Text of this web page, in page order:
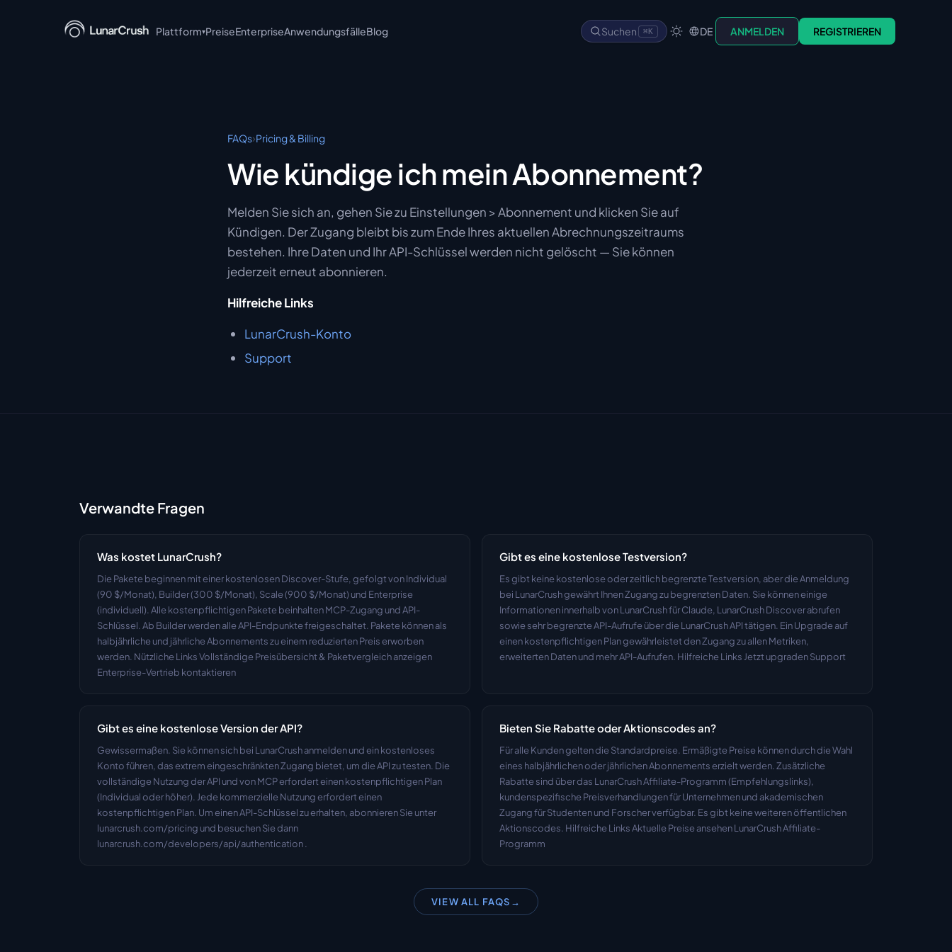
Plattform▾
LunarCrush Discover
LunarCrush Collections
PreiseEnterpriseAnwendungsfälleBlog Suchen ⌘K DE ANMELDEN REGISTRIEREN
FAQs›Pricing & Billing
Wie kündige ich mein Abonnement?
Melden Sie sich an, gehen Sie zu Einstellungen > Abonnement und klicken Sie auf
Kündigen. Der Zugang bleibt bis zum Ende Ihres aktuellen Abrechnungszeitraums
bestehen. Ihre Daten und Ihr API-Schlüssel werden nicht gelöscht — Sie können
jederzeit erneut abonnieren.
Hilfreiche Links
LunarCrush-Konto
Support
Verwandte Fragen
Was kostet LunarCrush?
Die Pakete beginnen mit einer kostenlosen Discover-Stufe, gefolgt von Individual
(90 $/Monat), Builder (300 $/Monat), Scale (900 $/Monat) und Enterprise
(individuell). Alle kostenpflichtigen Pakete beinhalten MCP-Zugang und API-
Schlüssel. Ab Builder werden alle API-Endpunkte freigeschaltet. Pakete können als
halbjährliche und jährliche Abonnements zu einem reduzierten Preis erworben
werden. Nützliche Links Vollständige Preisübersicht & Paketvergleich anzeigen
Enterprise-Vertrieb kontaktieren
Gibt es eine kostenlose Testversion?
Es gibt keine kostenlose oder zeitlich begrenzte Testversion, aber die Anmeldung
bei LunarCrush gewährt Ihnen Zugang zu begrenzten Daten. Sie können einige
Informationen innerhalb von LunarCrush für Claude, LunarCrush Discover abrufen
sowie sehr begrenzte API-Aufrufe über die LunarCrush API tätigen. Ein Upgrade auf
einen kostenpflichtigen Plan gewährleistet den Zugang zu allen Metriken,
erweiterten Daten und mehr API-Aufrufen. Hilfreiche Links Jetzt upgraden Support
Gibt es eine kostenlose Version der API?
Gewissermaßen. Sie können sich bei LunarCrush anmelden und ein kostenloses
Konto führen, das extrem eingeschränkten Zugang bietet, um die API zu testen. Die
vollständige Nutzung der API und von MCP erfordert einen kostenpflichtigen Plan
(Individual oder höher). Jede kommerzielle Nutzung erfordert einen
kostenpflichtigen Plan. Um einen API-Schlüssel zu erhalten, abonnieren Sie unter
lunarcrush.com/pricing und besuchen Sie dann
lunarcrush.com/developers/api/authentication .
Bieten Sie Rabatte oder Aktionscodes an?
Für alle Kunden gelten die Standardpreise. Ermäßigte Preise können durch die Wahl
eines halbjährlichen oder jährlichen Abonnements erzielt werden. Zusätzliche
Rabatte sind über das LunarCrush Affiliate-Programm (Empfehlungslinks),
kundenspezifische Preisverhandlungen für Unternehmen und akademischen
Zugang für Studenten und Forscher verfügbar. Es gibt keine weiteren öffentlichen
Aktionscodes. Hilfreiche Links Aktuelle Preise ansehen LunarCrush Affiliate-
Programm
VIEW ALL FAQS →